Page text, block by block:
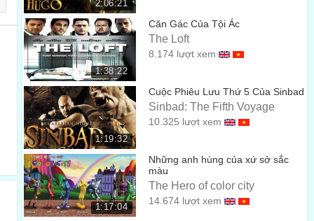
I forget.
Con quên mất rồi.
Bedtime. Finish up, you two.
Đến giờ đi ngủ rồi. Hai mẹ con dừng tay thôi nào.
01:42
Dad, look at the selkie.
Bố nhìn nàng Selkie* kìa. [*Sinh vật thần thoại ở Ireland,
ban đầu là hải cẩu, sau lột da và hóa thành người.]
01:45
- Look. - Oh.
- Bố nhìn đi. - Ồ.
2:06:21
1:38:22
Căn Gác Của Tội Ác
The Loft
8.174 lượt xem
1:19:32
Cuộc Phiêu Lưu Thứ 5 Của Sinbad
Sinbad: The Fifth Voyage
10.325 lượt xem
1:17:04
Những anh hùng của xứ sở sắc
màu
The Hero of color city
14.674 lượt xem